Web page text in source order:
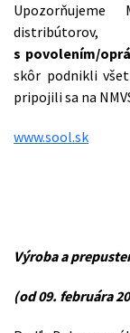
Upozorňujeme
s povolením/
skôr podnikli
pripojili sa na
www.sool.sk
Výroba a
(od 09. februára